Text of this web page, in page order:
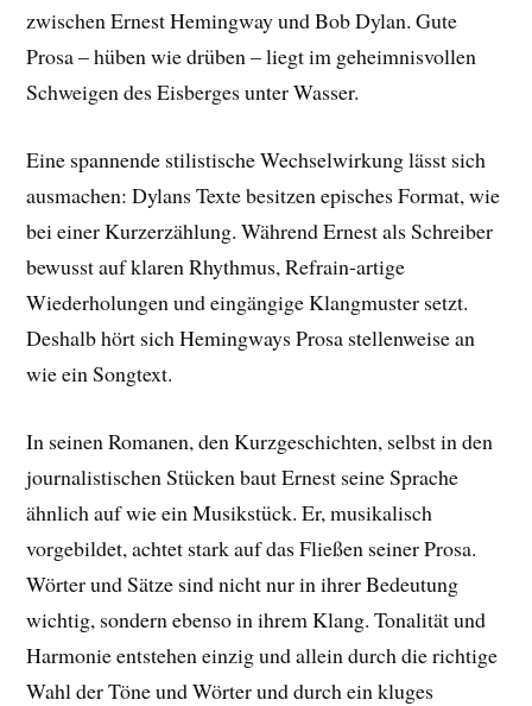
zwischen Ernest Hemingway und Bob Dylan. Gute
Prosa – hüben wie drüben – liegt im geheimnisvollen
Schweigen des Eisberges unter Wasser.
Eine spannende stilistische Wechselwirkung lässt sich
ausmachen: Dylans Texte besitzen episches Format, wie
bei einer Kurzerzählung. Während Ernest als Schreiber
bewusst auf klaren Rhythmus, Refrain-artige
Wiederholungen und eingängige Klangmuster setzt.
Deshalb hört sich Hemingways Prosa stellenweise an
wie ein Songtext.
In seinen Romanen, den Kurzgeschichten, selbst in den
journalistischen Stücken baut Ernest seine Sprache
ähnlich auf wie ein Musikstück. Er, musikalisch
vorgebildet, achtet stark auf das Fließen seiner Prosa.
Wörter und Sätze sind nicht nur in ihrer Bedeutung
wichtig, sondern ebenso in ihrem Klang. Tonalität und
Harmonie entstehen einzig und allein durch die richtige
Wahl der Töne und Wörter und durch ein kluges